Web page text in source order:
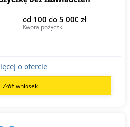
od 100 do 5 000 zł
Kwota pożyczki
o ofercie
Złóż wniosek